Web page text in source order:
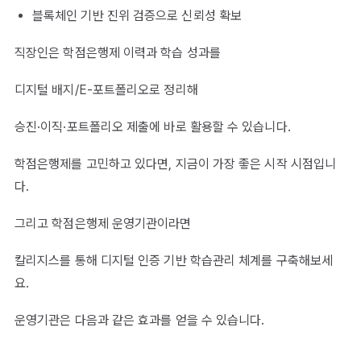
블록체인 기반 진위 검증으로 신뢰성 확보
직장인은 학점은행제 이력과 학습 성과를
디지털 배지/E-포트폴리오로 정리해
승진·이직·포트폴리오 제출에 바로 활용할 수 있습니다.
학점은행제를 고민하고 있다면, 지금이 가장 좋은 시작 시점입니
다.
그리고 학점은행제 운영기관이라면
칼리지스를 통해 디지털 인증 기반 학습관리 체계를 구축해보세
요.
운영기관은 다음과 같은 효과를 얻을 수 있습니다.